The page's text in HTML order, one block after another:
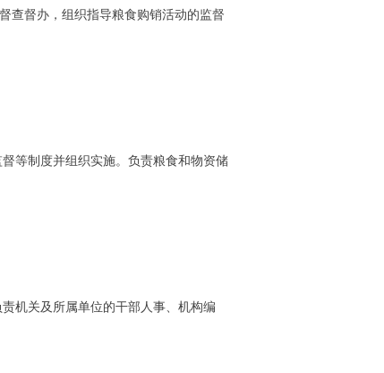
查督办，组织指导粮食购销活动的监督
等制度并组织实施。负责粮食和物资储
机关及所属单位的干部人事、机构编